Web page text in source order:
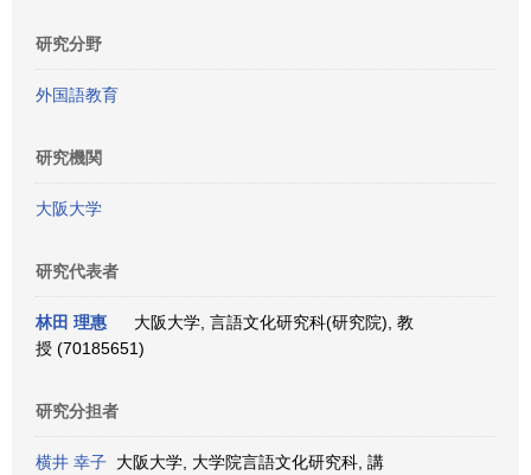
研究分野
外国語教育
研究機関
大阪大学
研究代表者
林田 理惠
大阪大学, 言語文化研究科(研究院), 教
授 (70185651)
研究分担者
横井 幸子 大阪大学, 大学院言語文化研究科, 講